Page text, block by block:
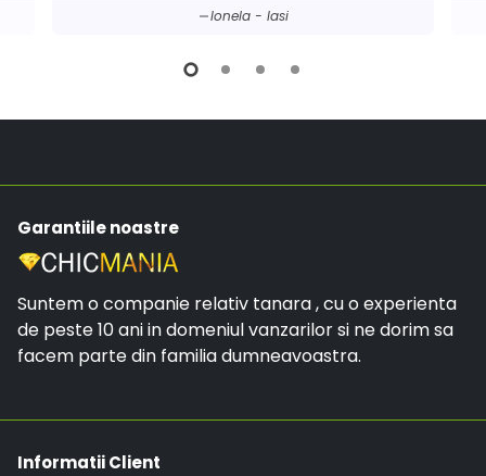
Ionela - Iasi
Garantiile noastre
Suntem o companie relativ tanara , cu o experienta
de peste 10 ani in domeniul vanzarilor si ne dorim sa
facem parte din familia dumneavoastra.
Informatii Client